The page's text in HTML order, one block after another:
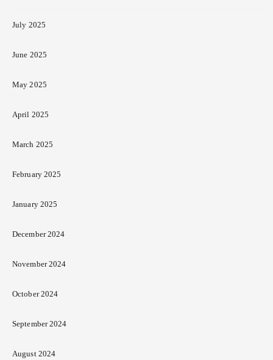
July 2025
June 2025
May 2025
April 2025
March 2025
February 2025
January 2025
December 2024
November 2024
October 2024
September 2024
August 2024